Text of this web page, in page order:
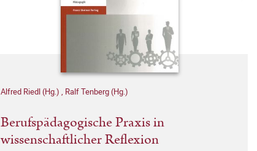
Alfred Riedl (Hg.) , Ralf Tenberg (Hg.)
Berufspädagogische Praxis in
wissenschaftlicher Reflexion